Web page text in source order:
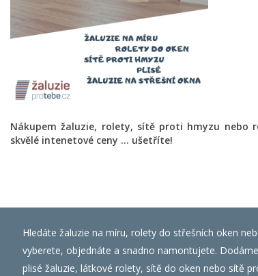
Nákupem žaluzie, rolety, sítě proti hmyzu nebo
skvělé intenetové ceny ... ušetříte!
Hledáte žaluzie na míru, rolety do střešních oken
vyberete, objednáte a snadno namontujete.
plisé žaluzie, látkové rolety, sítě do oken nebo sítě